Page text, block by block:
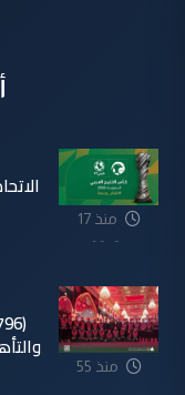
منذ 17
دقيقة
منذ 55